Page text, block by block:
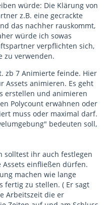
würde: Die Klärung von
z.B. eine gecrackte
das nachher rauskommt,
würde ich sowas
verpflichten sich,
zu verwenden.
zb 7 Animierte feinde. Hier
Assets animieren. Es geht
erstellen und animieren
Polycount erwähnen oder
muss oder maximal darf.
bedeuten soll,
solltest ihr auch festlegen
einfließen dürfen.
machen wie lange
fertig zu stellen. ( Er sagt
Arbeitszeit die er